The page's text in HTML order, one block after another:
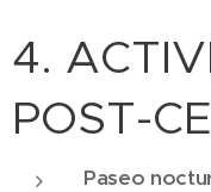
4.
POST-
Paseo